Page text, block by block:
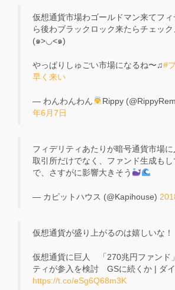
仮想通貨市場わゴールドマン来てフ
ら後わブラックロック来たらチェッ
(๑>◡<๑)
やっぱりしゅごい市場になるね〜♫#
早く来い
— わんわんわん Rippy
年6月7日
フィデリティあたりが暗号通貨市場に
取引所だけでなく、ファンド生成も
で、さすがに影響大きそう
— カピットハウス (@Kapihouse)
仮想通貨が盛り上がるのは嬉しいな！
仮想通貨に巨人 「270兆円ファンド
ティが参入を検討 GSに続くか | ダ
https://t.co/eSg6Q68m3K